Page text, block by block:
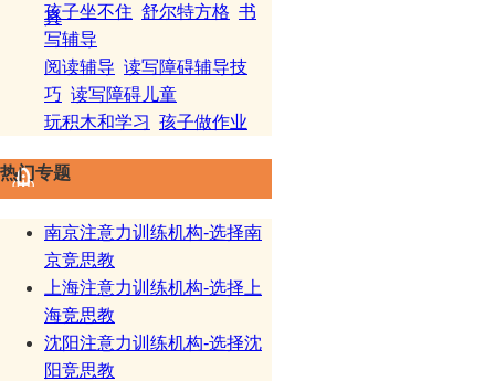
真
孩子坐不住 舒尔特方格 书
写辅导
阅读辅导 读写障碍辅导技
巧 读写障碍儿童
玩积木和学习 孩子做作业
热门专题
南京注意力训练机构-选择南
京竞思教
上海注意力训练机构-选择上
海竞思教
沈阳注意力训练机构-选择沈
阳竞思教